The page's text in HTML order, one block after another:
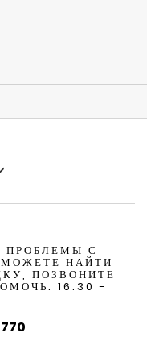
ПРОБЛЕМЫ С
НАЙТИ
ПОЗВОНИТЕ
16:30 -